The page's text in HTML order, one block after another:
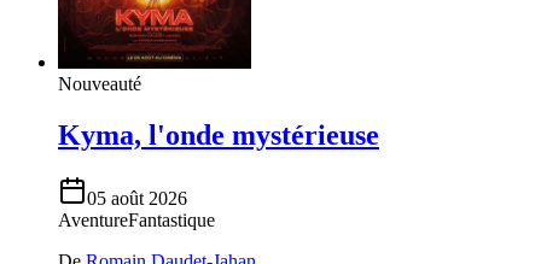
Nouveauté
Kyma, l'onde mystérieuse
05 août 2026
AventureFantastique